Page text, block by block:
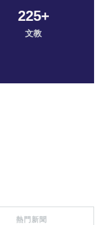
225+
文教
熱門新聞